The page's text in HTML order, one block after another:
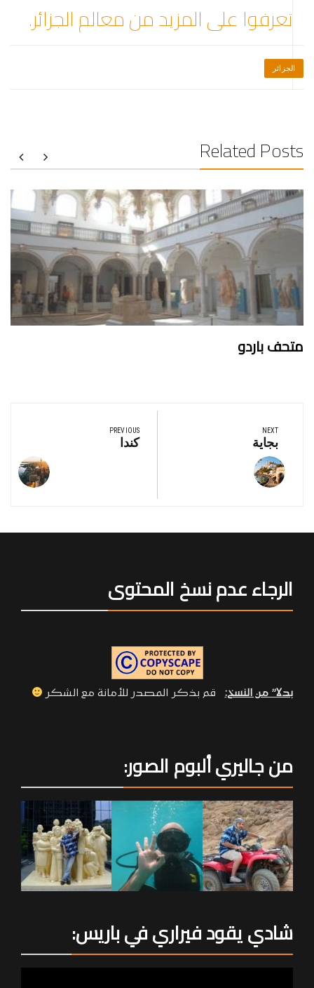
تعرفوا على المزيد من معالم الجزائر.
الجزائر
Related Posts
متحف باردو
المقالات
PREVIOUS
Previous
كندا
NEXT
Next
Post:
بجاية
الرجاء عدم نسخ المحتوى
بدلا” من النسخ: قم بذكر المصدر للأمانة مع الشكر
من جاليري ألبوم الصور:
شادي يقود فيراري في باريس: